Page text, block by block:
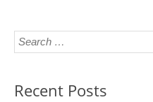
Recent Posts